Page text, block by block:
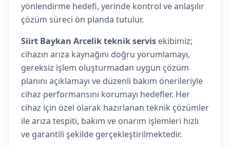
yönlendirme hedefi, yerinde kontrol ve anlaşılır
çözüm süreci ön planda tutulur.
Siirt Baykan Arcelik teknik servis ekibimiz;
cihazın arıza kaynağını doğru yorumlamayı,
gereksiz işlem oluşturmadan uygun çözüm
planını açıklamayı ve düzenli bakım önerileriyle
cihaz performansını korumayı hedefler. Her
cihaz için özel olarak hazırlanan teknik çözümler
ile arıza tespiti, bakım ve onarım işlemleri hızlı
ve garantili şekilde gerçekleştirilmektedir.